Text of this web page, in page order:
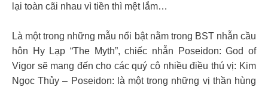
lại toàn cãi nhau vì tiền thì mệt lắm…
Là một trong những mẫu nổi bật nằm trong BST nhẫn cầu
hôn Hy Lạp “The Myth”, chiếc nhẫn Poseidon: God of
Vigor sẽ mang đến cho các quý cô nhiều điều thú vị: Kim
Ngọc Thủy – Poseidon: là một trong những vị thần hùng